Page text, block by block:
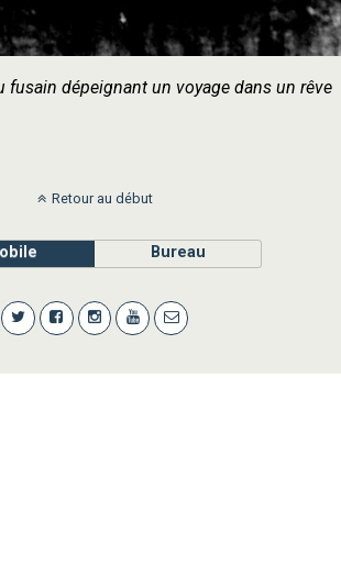
fusain dépeignant un voyage dans un rêve
Retour au début
Bureau